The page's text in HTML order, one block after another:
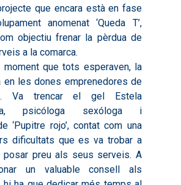
que encara està en fase
anomenat ‘Queda T’,
objectiu frenar la pèrdua de
a la comarca.
que tots esperaven, la
en les dones emprenedores de
Va trencar el gel Estela
psicóloga sexóloga i
‘Pupitre rojo’, contat com una
dificultats que es va trobar a
posar preu als seus serveis. A
un valuable consell als